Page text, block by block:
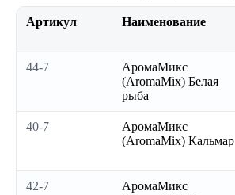
Артикул Наименование
44-7
АромаМикс
(AromaMix) Белая
рыба
40-7
АромаМикс
(AromaMix) Кальмар
42-7
АромаМикс